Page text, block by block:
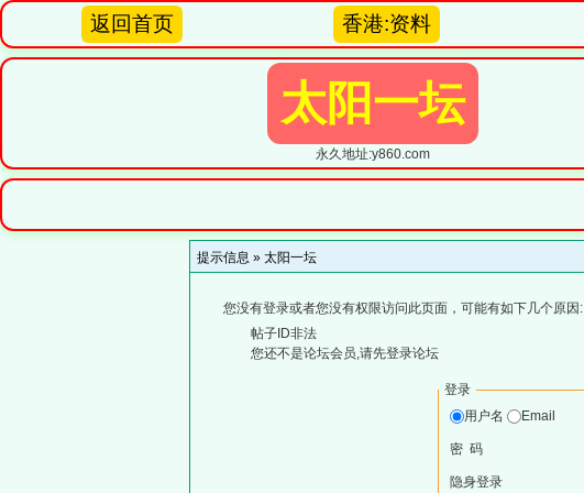
返回首页 香港:资料
太阳一坛
永久地址:y860.com
提示信息 » 太阳一坛
您没有登录或者您没有权限访问此页面，可能有如下几个原因:
帖子ID非法
您还不是论坛会员,请先登录论坛
登录
用户名
Email
密 码
隐身登录